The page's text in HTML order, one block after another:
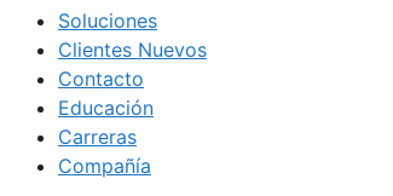
Soluciones
Clientes Nuevos
Contacto
Educación
Carreras
Compañía